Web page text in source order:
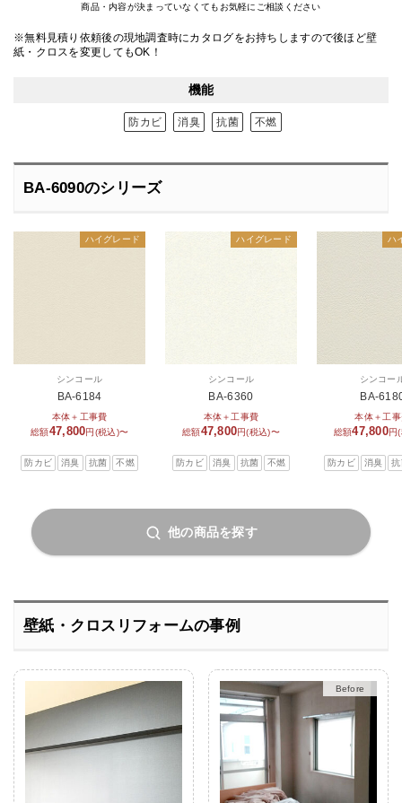
商品・内容が決まっていなくてもお気軽にご相談ください
※無料見積り依頼後の現地調査時にカタログをお持ちしますので後ほど壁
紙・クロスを変更してもOK！
機能
防カビ 消臭 抗菌 不燃
BA-6090のシリーズ
シンコール
BA-6184
本体＋工事費
総額47,800円(税込)〜
防カビ 消臭 抗菌 不燃
ハイグレード
シンコール
BA-6360
本体＋工事費
総額47,800円(税込)〜
防カビ 消臭 抗菌 不燃
ハイグレード
シンコー
BA-
本体＋工
総額47,800円
防カビ 消臭
ハ
他の商品を探す
壁紙・クロスリフォームの事例
Before
After